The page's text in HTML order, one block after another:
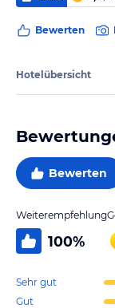
Bewerten
Hotelübersicht
Bewerten
Weiterempfehlung
100%
Sehr gut
Gut